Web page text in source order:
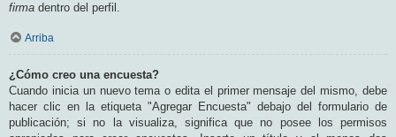
firma dentro del perfil.
Arriba
¿Cómo creo una encuesta?
Cuando inicia un nuevo tema o edita el primer mensaje del mismo, debe
hacer clic en la etiqueta "Agregar Encuesta" debajo del formulario de
publicación; si no la visualiza, significa que no posee los permisos